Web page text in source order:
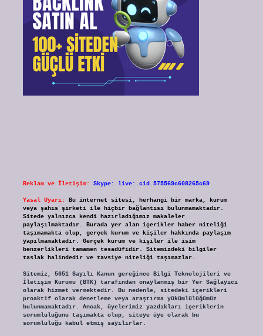
Reklam ve İletişim: Skype: live:.cid.575569c608265c69
Yasal Uyarı:
Bu internet sitesi, herhangi bir marka, kurum
veya şahıs şirketi ile hiçbir bağlantısı bulunmamaktadır.
Sitede yalnızca kendi hazırladığımız makaleler
paylaşılmaktadır. Burada yer alan içerikler haber niteliği
taşımamakta olup, gerçek kurum ve kişiler hakkında paylaşım
yapılmamaktadır. Gerçek kurum ve kişiler ile isim
benzerlikleri tamamen tesadüfidir. Sitemizdeki bilgiler
taslak halindedir ve tavsiye niteliği taşımazlar.
Sitemiz, 5651 Sayılı Kanun gereğince Bilgi Teknolojileri ve
İletişim Kurumu (BTK) tarafından onaylanmış bir Yer Sağlayıcı
olarak hizmet vermektedir. Bu nedenle, sitedeki içerikleri
proaktif olarak denetleme veya araştırma yükümlülüğümüz
bulunmamaktadır. Ancak, üyelerimiz yazdıkları içeriklerin
sorumluluğunu taşımakta olup, siteye üye olarak bu
sorumluluğu kabul etmiş sayılırlar.